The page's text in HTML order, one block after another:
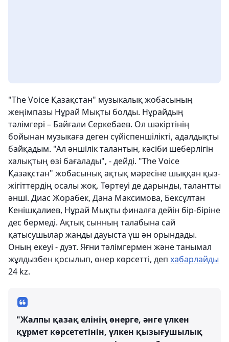
"The Voice Қазақстан" музыкалық жобасының
жеңімпазы Нұрай Мықты болды. Нұрайдың
тәлімгері – Байғали Серкебаев. Ол шәкіртінің
бойынан музыкаға деген сүйіспеншілікті, адалдықты
байқадым. "Ал әншілік талантын, кәсіби шеберлігін
халықтың өзі бағалады", - дейді. "The Voice
Қазақстан" жобасынық ақтық мәресіне шыққан қыз-
жігіттердің осалы жоқ. Төртеуі де дарынды, талантты
әнші. Диас Жорабек, Дана Максимова, Бексұлтан
Кенішқалиев, Нұрай Мықты финалға дейін бір-біріне
дес бермеді. Ақтық сынның талабына сай
қатысушылар жанды дауыста үш ән орындады.
Оның екеуі - дуэт. Яғни тәлімгермен және танымал
жұлдызбен қосылып, өнер көрсетті, деп хабарлайды
24 kz.
"Жалпы қазақ елінің өнерге, әнге үлкен
құрмет көрсететінін, үлкен қызығушылық